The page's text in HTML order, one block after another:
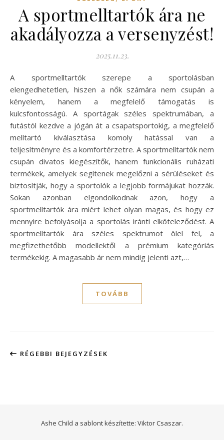
A sportmelltartók ára ne
akadályozza a versenyzést!
2025.11.23.
A sportmelltartók szerepe a sportolásban
elengedhetetlen, hiszen a nők számára nem csupán a
kényelem, hanem a megfelelő támogatás is
kulcsfontosságú. A sportágak széles spektrumában, a
futástól kezdve a jógán át a csapatsportokig, a megfelelő
melltartó kiválasztása komoly hatással van a
teljesítményre és a komfortérzetre. A sportmelltartók nem
csupán divatos kiegészítők, hanem funkcionális ruházati
termékek, amelyek segítenek megelőzni a sérüléseket és
biztosítják, hogy a sportolók a legjobb formájukat hozzák.
Sokan azonban elgondolkodnak azon, hogy a
sportmelltartók ára miért lehet olyan magas, és hogy ez
mennyire befolyásolja a sportolás iránti elköteleződést. A
sportmelltartók ára széles spektrumot ölel fel, a
megfizethetőbb modellektől a prémium kategóriás
termékekig. A magasabb ár nem mindig jelenti azt,…
TOVÁBB
RÉGEBBI BEJEGYZÉSEK
Ashe Child a sablont készítette: Viktor Csaszar.